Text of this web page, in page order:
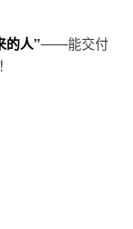
的人”——能交付